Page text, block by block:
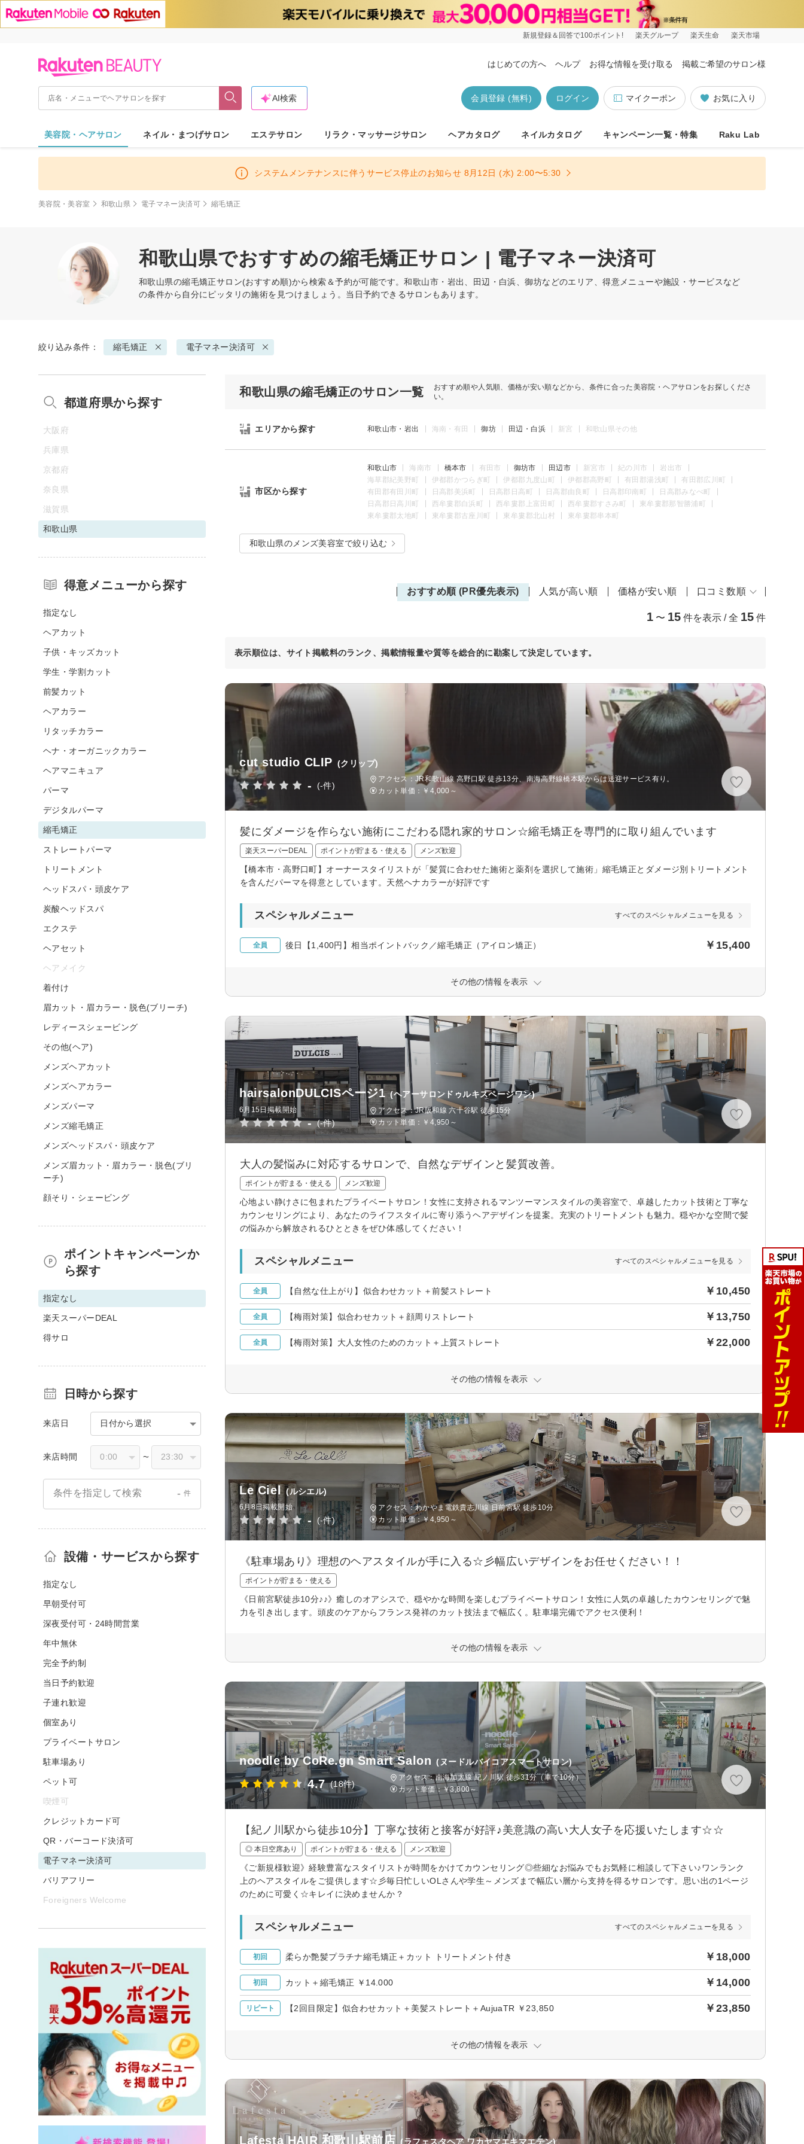
新規登録＆回答で100ポイント! 楽天グループ 楽天生命 楽天市場
はじめての方へ ヘルプ お得な情報を受け取る 掲載ご希望のサロン様
お気に入り
マイクーポン
ログイン
会員登録 (無料)
AI検索
美容院・ヘアサロン ネイル・まつげサロン エステサロン リラク・マッサージサロン ヘアカタログ ネイルカタログ キャンペーン一覧・特集 Raku Lab
システムメンテナンスに伴うサービス停止のお知らせ 8月12日 (水) 2:00〜5:30
美容院・美容室 和歌山県 電子マネー決済可 縮毛矯正
和歌山県でおすすめの縮毛矯正サロン | 電子マネー決済可
和歌山県の縮毛矯正サロン(おすすめ順)から検索＆予約が可能です。和歌山市・岩出、田辺・白浜、御坊などのエリア、得意メニューや施設・サービスなど
の条件から自分にピッタリの施術を見つけましょう。当日予約できるサロンもあります。
絞り込み条件： 縮毛矯正 電子マネー決済可
和歌山県の縮毛矯正のサロン一覧
おすすめ順や人気順、価格が安い順などから、条件に合った美容院・ヘアサロンをお探しくださ
い。
エリアから探す 和歌山市・岩出 海南・有田 御坊 田辺・白浜 新宮 和歌山県その他
市区から探す
和歌山市 海南市 橋本市 有田市 御坊市 田辺市 新宮市 紀の川市
岩出市
海草郡紀美野町
伊都郡かつらぎ町 伊都郡九度山町 伊都郡高野町 有田郡湯浅町
有田郡広川町
有田郡有田川町
日高郡美浜町 日高郡日高町 日高郡由良町 日高郡印南町
日高郡みなべ町
日高郡日高川町
西牟婁郡白浜町 西牟婁郡上富田町 西牟婁郡すさみ町
東牟婁郡那智勝浦町
東牟婁郡太地町
東牟婁郡古座川町 東牟婁郡北山村 東牟婁郡串本町
和歌山県のメンズ美容室で絞り込む
おすすめ順 (PR優先表示) 人気が高い順 価格が安い順 口コミ数順
1 〜 15 件を表示 / 全 15 件
表示順位は、サイト掲載料のランク、掲載情報量や質等を総合的に勘案して決定しています。
cut studio CLIP (クリップ)
- (-件)
アクセス：JR和歌山線 高野口駅 徒歩13分、南海高野線橋本駅からは送迎サービス有り。
カット単価： ￥4,000～
髪にダメージを作らない施術にこだわる隠れ家的サロン☆縮毛矯正を専門的に取り組んでいます
楽天スーパーDEAL ポイントが貯まる・使える メンズ歓迎
【橋本市・高野口町】オーナースタイリストが「髪質に合わせた施術と薬剤を選択して施術」縮毛矯正とダメージ別トリートメント
を含んだパーマを得意としています。天然ヘナカラーが好評です
スペシャルメニュー すべてのスペシャルメニューを見る
全員 後日【1,400円】相当ポイントバック／縮毛矯正（アイロン矯正） ￥15,400
その他の情報を表示
hairsalonDULCISページ1 (ヘアーサロンドゥルキスページワン)
6月15日掲載開始
- (-件)
アクセス：JR阪和線 六十谷駅 徒歩15分
カット単価： ￥4,950～
大人の髪悩みに対応するサロンで、自然なデザインと髪質改善。
ポイントが貯まる・使える メンズ歓迎
心地よい静けさに包まれたプライベートサロン！女性に支持されるマンツーマンスタイルの美容室で、卓越したカット技術と丁寧な
カウンセリングにより、あなたのライフスタイルに寄り添うヘアデザインを提案。充実のトリートメントも魅力。穏やかな空間で髪
の悩みから解放されるひとときをぜひ体感してください！
スペシャルメニュー すべてのスペシャルメニューを見る
全員 【自然な仕上がり】似合わせカット＋前髪ストレート ￥10,450
全員 【梅雨対策】似合わせカット＋顔周りストレート ￥13,750
全員 【梅雨対策】大人女性のためのカット＋上質ストレート ￥22,000
その他の情報を表示
Le Ciel (ルシエル)
6月8日掲載開始
- (-件)
アクセス：わかやま電鉄貴志川線 日前宮駅 徒歩10分
カット単価：￥4,950～
《駐車場あり》理想のヘアスタイルが手に入る☆彡幅広いデザインをお任せください！！
ポイントが貯まる・使える
《日前宮駅徒歩10分♪♪》癒しのオアシスで、穏やかな時間を楽しむプライベートサロン！女性に人気の卓越したカウンセリングで魅
力を引き出します。頭皮のケアからフランス発祥のカット技法まで幅広く。駐車場完備でアクセス便利！
その他の情報を表示
noodle by CoRe.gn Smart Salon (ヌードルバイコアスマートサロン)
4.7 (18件)
アクセス：南海加太線 紀ノ川駅 徒歩31分（車で10分）
カット単価：￥3,800～
【紀ノ川駅から徒歩10分】丁寧な技術と接客が好評♪美意識の高い大人女子を応援いたします☆☆
◎ 本日空席あり ポイントが貯まる・使える メンズ歓迎
《ご新規様歓迎》経験豊富なスタイリストが時間をかけてカウンセリング◎些細なお悩みでもお気軽に相談して下さい♪ワンランク
上のヘアスタイルをご提供します☆彡毎日忙しいOLさんや学生～メンズまで幅広い層から支持を得るサロンです。思い出の1ページ
のために可愛く☆キレイに決めませんか？
スペシャルメニュー すべてのスペシャルメニューを見る
初回 柔らか艶髪プラチナ縮毛矯正＋カット トリートメント付き ￥18,000
初回 カット＋縮毛矯正 ￥14.000 ￥14,000
リピート 【2回目限定】似合わせカット＋美髪ストレート＋AujuaTR ￥23,850 ￥23,850
その他の情報を表示
Lafesta HAIR 和歌山駅前店 (ラフェスタヘア ワカヤマエキマエテン)
都道府県から探す
大阪府
兵庫県
京都府
奈良県
滋賀県
和歌山県
得意メニューから探す
指定なし
ヘアカット
子供・キッズカット
学生・学割カット
前髪カット
ヘアカラー
リタッチカラー
ヘナ・オーガニックカラー
ヘアマニキュア
パーマ
デジタルパーマ
縮毛矯正
ストレートパーマ
トリートメント
ヘッドスパ・頭皮ケア
炭酸ヘッドスパ
エクステ
ヘアセット
ヘアメイク
着付け
眉カット・眉カラー・脱色(ブリーチ)
レディースシェービング
その他(ヘア)
メンズヘアカット
メンズヘアカラー
メンズパーマ
メンズ縮毛矯正
メンズヘッドスパ・頭皮ケア
メンズ眉カット・眉カラー・脱色(ブリ
ーチ)
顔そり・シェービング
ポイントキャンペーンか
ら探す
指定なし
楽天スーパーDEAL
得サロ
日時から探す
来店日 日付から選択
来店時間 〜
条件を指定して検索 - 件
設備・サービスから探す
指定なし
早朝受付可
深夜受付可・24時間営業
年中無休
完全予約制
当日予約歓迎
子連れ歓迎
個室あり
プライベートサロン
駐車場あり
ペット可
喫煙可
クレジットカード可
QR・バーコード決済可
電子マネー決済可
バリアフリー
Foreigners Welcome